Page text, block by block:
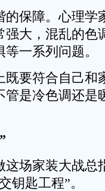
保障。心理学
大，混乱的色
一系列问题。
要符合自己和
是冷色调还是
场家装大战总
钥匙工程”。